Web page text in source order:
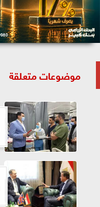
موضوعات متعلقة